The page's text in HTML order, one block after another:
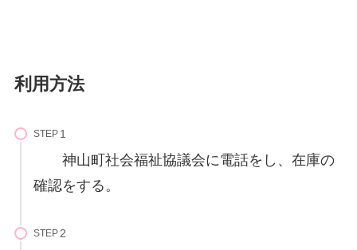
利用方法
STEP
神山町社会福祉協議会に電話をし、在庫の
確認をする。
STEP